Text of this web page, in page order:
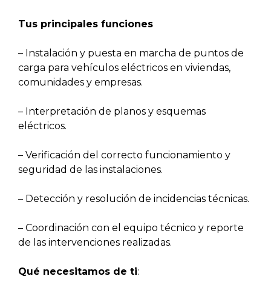
Tus principales funciones
– Instalación y puesta en marcha de puntos de
carga para vehículos eléctricos en viviendas,
comunidades y empresas.
– Interpretación de planos y esquemas
eléctricos.
– Verificación del correcto funcionamiento y
seguridad de las instalaciones.
– Detección y resolución de incidencias técnicas.
– Coordinación con el equipo técnico y reporte
de las intervenciones realizadas.
Qué necesitamos de ti: